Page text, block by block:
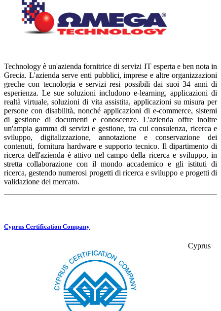
Technology è un'azienda fornitrice di servizi IT esperta e ben nota in
Grecia. L'azienda serve enti pubblici, imprese e altre organizzazioni
greche con tecnologia e servizi resi possibili dai suoi 34 anni di
esperienza. Le sue soluzioni includono e-learning, applicazioni di
realtà virtuale, soluzioni di vita assistita, applicazioni su misura per
persone con disabilità, nonché applicazioni di e-commerce, sistemi
di gestione di documenti e conoscenze. L'azienda offre inoltre
un'ampia gamma di servizi e gestione, tra cui consulenza, ricerca e
sviluppo, digitalizzazione, annotazione e conservazione dei
contenuti, fornitura hardware e supporto tecnico. Il dipartimento di
ricerca dell'azienda è attivo nel campo della ricerca e sviluppo, in
stretta collaborazione con il mondo accademico e gli istituti di
ricerca, gestendo numerosi progetti di ricerca e sviluppo e progetti di
validazione del mercato.
Cyprus Certification Company
Cyprus